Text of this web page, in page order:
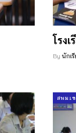
โรง
By นักเ
สพม.เ